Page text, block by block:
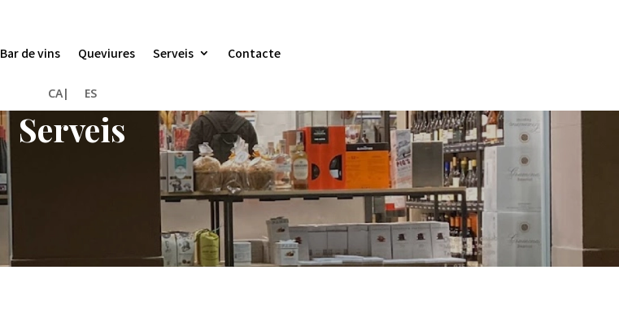
Bar de vins Queviures Serveis Contacte
CA ES
Serveis